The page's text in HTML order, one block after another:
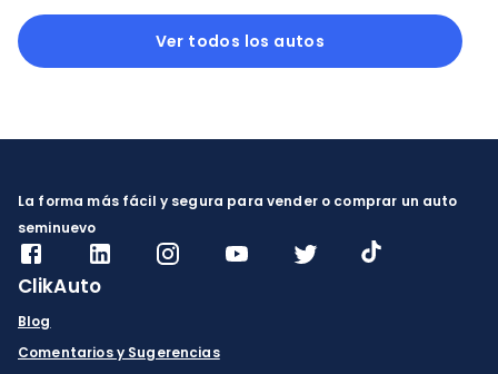
Ver todos los autos
La forma más fácil y segura para vender o comprar un auto
seminuevo
ClikAuto
Blog
Comentarios y Sugerencias